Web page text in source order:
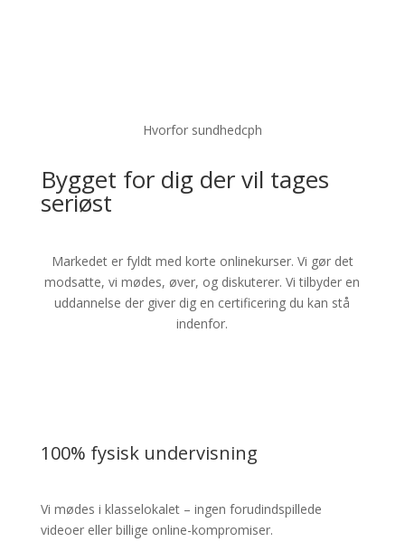
Hvorfor sundhedcph
Bygget for dig der vil tages
seriøst
Markedet er fyldt med korte onlinekurser. Vi gør det
modsatte, vi mødes, øver, og diskuterer. Vi tilbyder en
uddannelse der giver dig en certificering du kan stå
indenfor.
100% fysisk undervisning
Vi mødes i klasselokalet – ingen forudindspillede
videoer eller billige online-kompromiser.